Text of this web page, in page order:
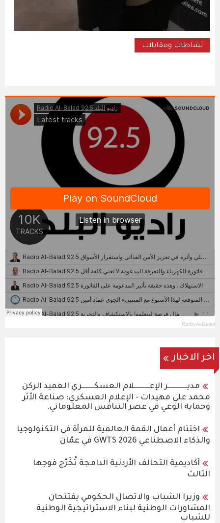
نشاطات ومقابلات
Radio Al-Balad
اخر الاخبار
مديـــــــــــــر الإعــــــــــلام العسكــــــــري العميد الركن
محمد علي مهيدات - الإعلام العسكري: صناعة الأثر
وحماية الوعي في عصر التنافس المعلوماتي.
اختتام أعمال القمة العالمية للمرأة في التكنولوجيا
والذكاء الاصطناعي GWTS 2026 في عمّان
أكاديمية التحالف الأردنية الدامجة تُخَرّج فوجها
الثالث
وزيرا الشباب والاتصال الحكومي يفتتحان
المشاورات الوطنية لبناء الاستراتيجية الوطنية
للشباب